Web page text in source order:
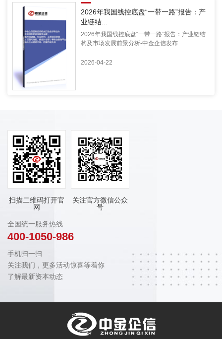
2026年我国线控底盘“一带一路”报告：产
业链结...
2026年我国线控底盘“一带一路”报告：产业链结
构及市场发展前景分析-中金企信发布
2026-04-22
扫描二维码打开官
网
关注官方微信公众
号
全国统一服务热线
400-1050-986
手机扫一扫
关注我们，更多活动惊喜等着你
了解最新资本动态